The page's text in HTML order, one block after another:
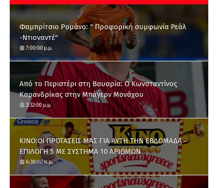
Φαμπρίτσιο Ρομάνο: " Προφορική συμφωνία Ρεάλ
-Ντιοναντέ"
7:00:00 μ.μ.
Από το Περιστέρι στη Βαυαρία: O Κωνσταντίνος
Καρανδρίκας στην Μπάγερν Μονάχου
2:32:00 μ.μ.
ΚΙΝΟ:ΟΙ ΠΡΟΤΑΣΕΙΣ ΜΑΣ ΓΙΑ ΑΥΤΗ ΤΗΝ ΕΒΔΟΜΑΔΑ -
ΕΠΙΛΟΓΗ 5 ΜΕ ΣΥΣΤΗΜΑ 10 ΑΡΙΘΜΩΝ
6:30:00 π.μ.